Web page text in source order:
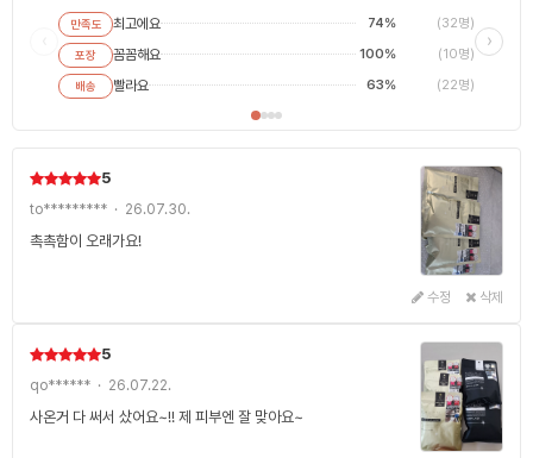
만족도 최고에요 74% (32명)
포장 꼼꼼해요 100% (10명)
배송 빨라요 63% (22명)
최고에
별로에
›
5
to********* · 26.07.30.
촉촉함이 오래가요!
수정 삭제
5
qo****** · 26.07.22.
사온거 다 써서 샀어요~!! 제 피부엔 잘 맞아요~